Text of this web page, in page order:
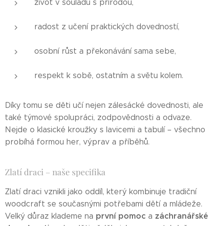
život v souladu s přírodou,
radost z učení praktických dovedností,
osobní růst a překonávání sama sebe,
respekt k sobě, ostatním a světu kolem.
Díky tomu se děti učí nejen zálesácké dovednosti, ale
také týmové spolupráci, zodpovědnosti a odvaze.
Nejde o klasické kroužky s lavicemi a tabulí – všechno
probíhá formou her, výprav a příběhů.
Zlatí draci – naše specifika
Zlatí draci vznikli jako oddíl, který kombinuje tradiční
woodcraft se současnými potřebami dětí a mládeže.
Velký důraz klademe na první pomoc a záchranářské